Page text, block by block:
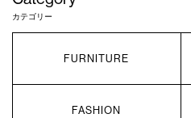
カテゴリー
FURNITURE
FASHION